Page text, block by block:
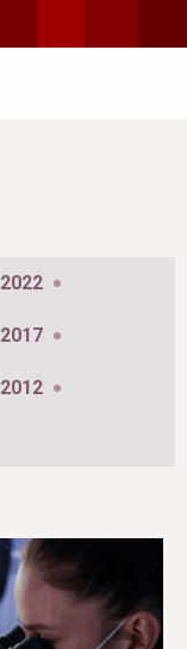
2022
2017
2012